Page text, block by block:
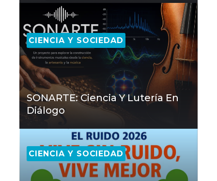
CIENCIA Y SOCIEDAD
SONARTE: Ciencia Y Lutería En
Diálogo
CIENCIA Y SOCIEDAD